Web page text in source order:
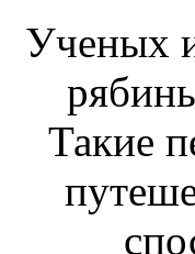
Ученых
Такие